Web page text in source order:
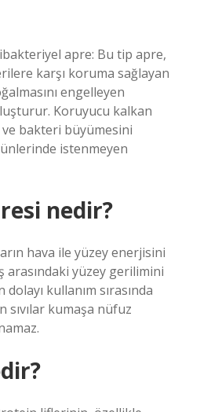
apre: Bu tip apre,
karşı koruma sağlayan
engelleyen
Koruyucu kalkan
bakteri büyümesini
istenmeyen
nedir?
hava ile yüzey enerjisini
arasındaki yüzey gerilimini
kullanım sırasında
sıvılar kumaşa nüfuz